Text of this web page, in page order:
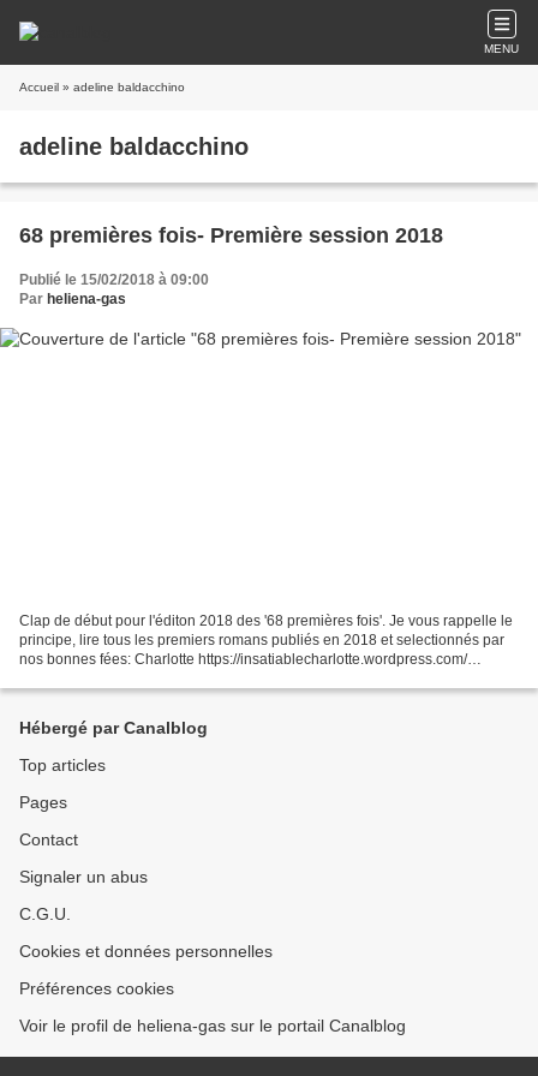
MENU
Accueil » adeline baldacchino
adeline baldacchino
68 premières fois- Première session 2018
Publié le 15/02/2018 à 09:00
Par heliena-gas
Clap de début pour l'éditon 2018 des '68 premières fois'. Je vous rappelle le
principe, lire tous les premiers romans publiés en 2018 et selectionnés par
nos bonnes fées: Charlotte https://insatiablecharlotte.wordpress.com/
Hébergé par Canalblog
Top articles
Pages
Contact
Signaler un abus
C.G.U.
Cookies et données personnelles
Préférences cookies
Voir le profil de heliena-gas sur le portail Canalblog